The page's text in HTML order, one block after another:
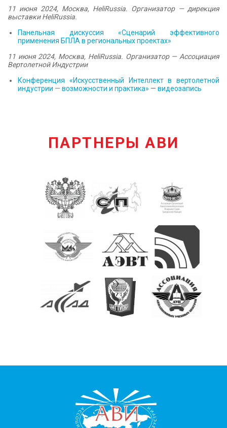
11 июня 2024, Москва, НеliRussia. Организатор — дирекция
выставки HeliRussia.
Панельная дискуссия «Сценарий эффективного
применения БПЛА в региональных проектах»
11 июня 2024, Москва, НеliRussia. Организатор — Ассоциация
Вертолетной Индустрии
Конференция «Искусственный Интеллект в вертолетной
индустрии — возможности и практика» — видеозапись
ПАРТНЕРЫ АВИ